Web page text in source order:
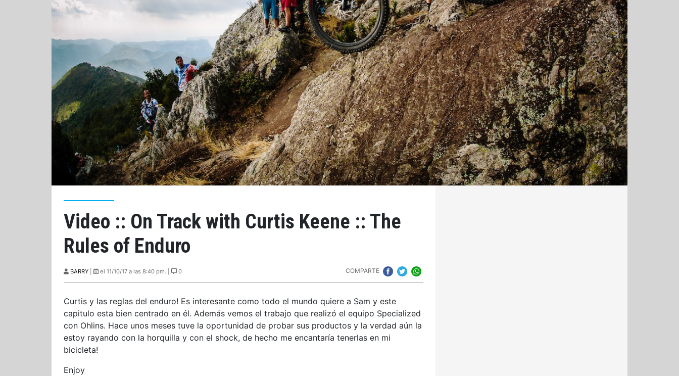
Video :: On Track with Curtis Keene :: The
Rules of Enduro
BARRY el 11/10/17 a las 8:40 pm. | 0 COMPARTE
Curtis y las reglas del enduro! Es interesante como todo el mundo quiere a Sam y este
capitulo esta bien centrado en él. Además vemos el trabajo que realizó el equipo Specialized
con Ohlins. Hace unos meses tuve la oportunidad de probar sus productos y la verdad aún la
estoy rayando con la horquilla y con el shock, de hecho me encantaría tenerlas en mi
bicicleta!
Enjoy